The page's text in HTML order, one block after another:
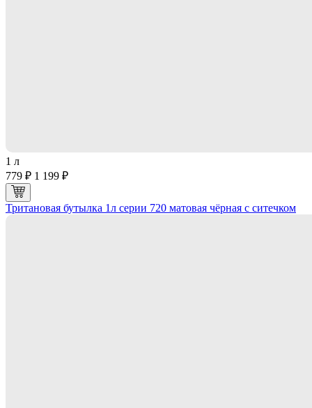
1 л
779 ₽ 1 199 ₽
Тритановая бутылка 1л серии 720 матовая чёрная с ситечком